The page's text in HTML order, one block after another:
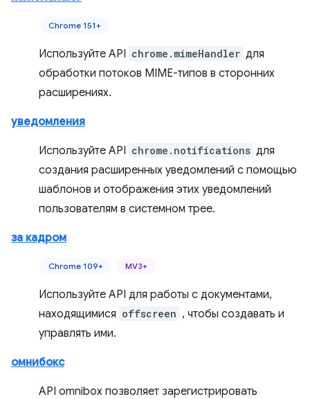
Chrome 151+
Используйте API chrome.mimeHandler для
обработки потоков MIME-типов в сторонних
расширениях.
уведомления
Используйте API chrome.notifications для
создания расширенных уведомлений с помощью
шаблонов и отображения этих уведомлений
пользователям в системном трее.
за кадром
Chrome 109+ MV3+
Используйте API для работы с документами,
находящимися offscreen , чтобы создавать и
управлять ими.
омнибокс
API omnibox позволяет зарегистрировать